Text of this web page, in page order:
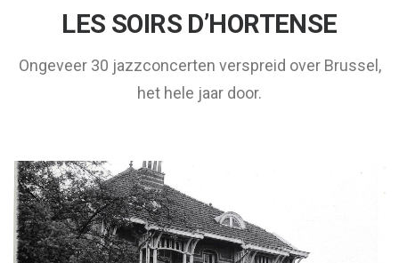
LES SOIRS D’HORTENSE
Ongeveer 30 jazzconcerten verspreid over Brussel,
het hele jaar door.